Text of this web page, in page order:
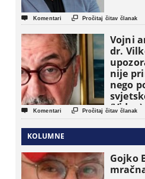
 Komentari  Pročitaj čitav članak
Vojni
dr.
nije
nego
(Video)
 Komentari  Pročitaj čitav članak
KOLUMNE
Gojko